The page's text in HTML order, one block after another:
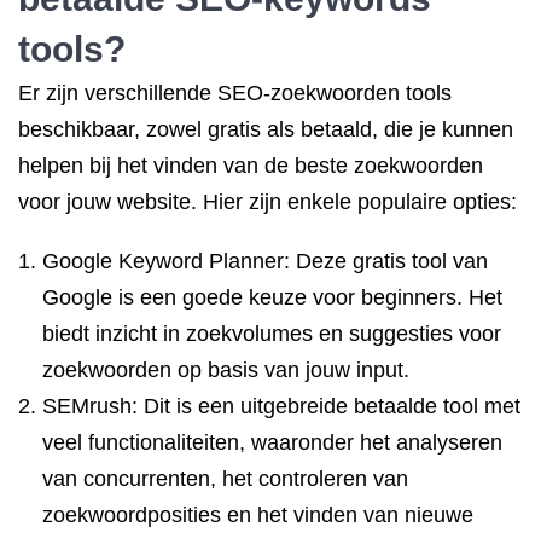
tools?
Er zijn verschillende SEO-zoekwoorden tools
beschikbaar, zowel gratis als betaald, die je kunnen
helpen bij het vinden van de beste zoekwoorden
voor jouw website. Hier zijn enkele populaire opties:
Google Keyword Planner: Deze gratis tool van
Google is een goede keuze voor beginners. Het
biedt inzicht in zoekvolumes en suggesties voor
zoekwoorden op basis van jouw input.
SEMrush: Dit is een uitgebreide betaalde tool met
veel functionaliteiten, waaronder het analyseren
van concurrenten, het controleren van
zoekwoordposities en het vinden van nieuwe